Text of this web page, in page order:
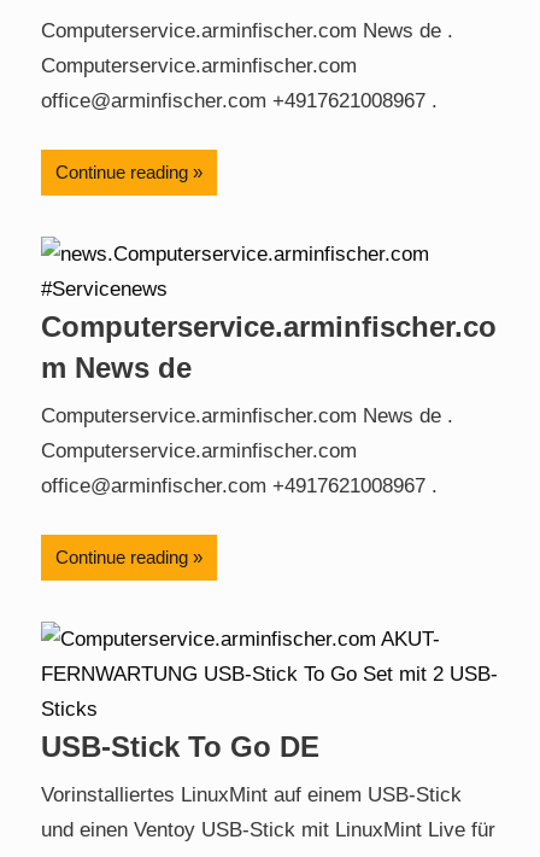
Computerservice.arminfischer.com News de .
Computerservice.arminfischer.com
office@arminfischer.com +4917621008967 .
Continue reading
Computerservice.arminfischer.co
m News de
Computerservice.arminfischer.com News de .
Computerservice.arminfischer.com
office@arminfischer.com +4917621008967 .
Continue reading
USB-Stick To Go DE
Vorinstalliertes LinuxMint auf einem USB-Stick
und einen Ventoy USB-Stick mit LinuxMint Live für